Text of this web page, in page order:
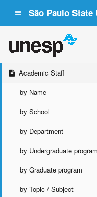
São Paulo
Academic Staff
by Name
by School
by Department
by Undergraduate program
by Graduate program
by Topic / Subject